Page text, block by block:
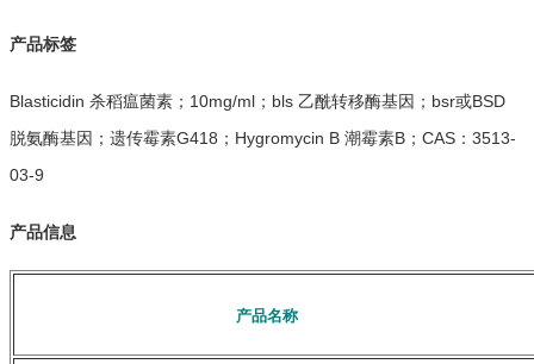
mg/ml）
产品标签
Blasticidin 杀稻瘟菌素；10mg/ml；bls 乙酰转移酶基因；bsr或BSD
脱氨酶基因；遗传霉素G418；Hygromycin B 潮霉素B；CAS：3513-
03-9
产品信息
产品名称